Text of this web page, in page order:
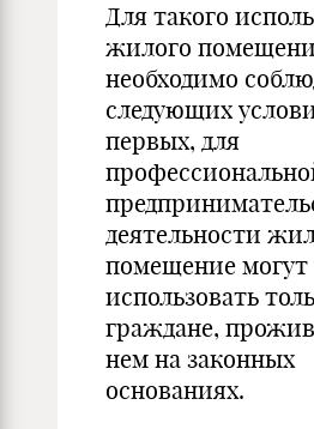
Для такого
жилого
необходимо
следующих
первых, для
деятельности
помещение могут
использовать
граждане,
нем на законных
основаниях.